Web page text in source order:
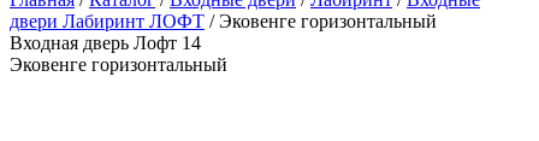
двери Лабиринт ЛОФТ / Эковенге горизонтальный
Входная дверь Лофт 14
Эковенге горизонтальный